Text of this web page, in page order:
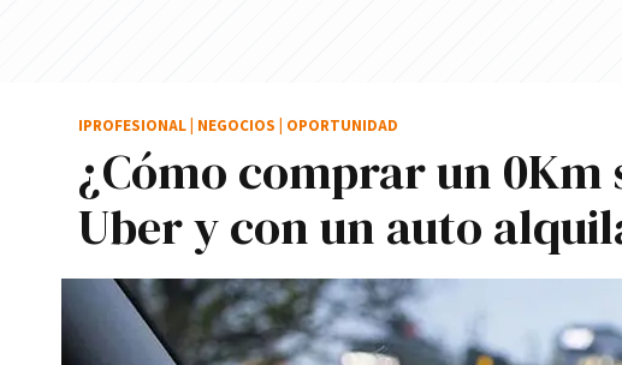
¿Cómo comprar un
Uber y con un auto
IPROFESIONAL NEGOCIOS OPORTUNIDAD